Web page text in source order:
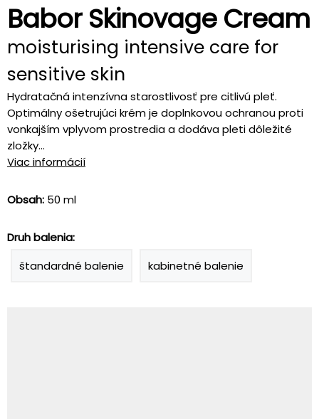
Babor Skinovage Cream
moisturising intensive care for
sensitive skin
Hydratačná intenzívna starostlivosť pre citlivú pleť.
Optimálny ošetrujúci krém je doplnkovou ochranou proti
vonkajším vplyvom prostredia a dodáva pleti dôležité
zložky...
Viac informácií
Obsah: 50 ml
Druh balenia:
štandardné balenie
kabinetné balenie